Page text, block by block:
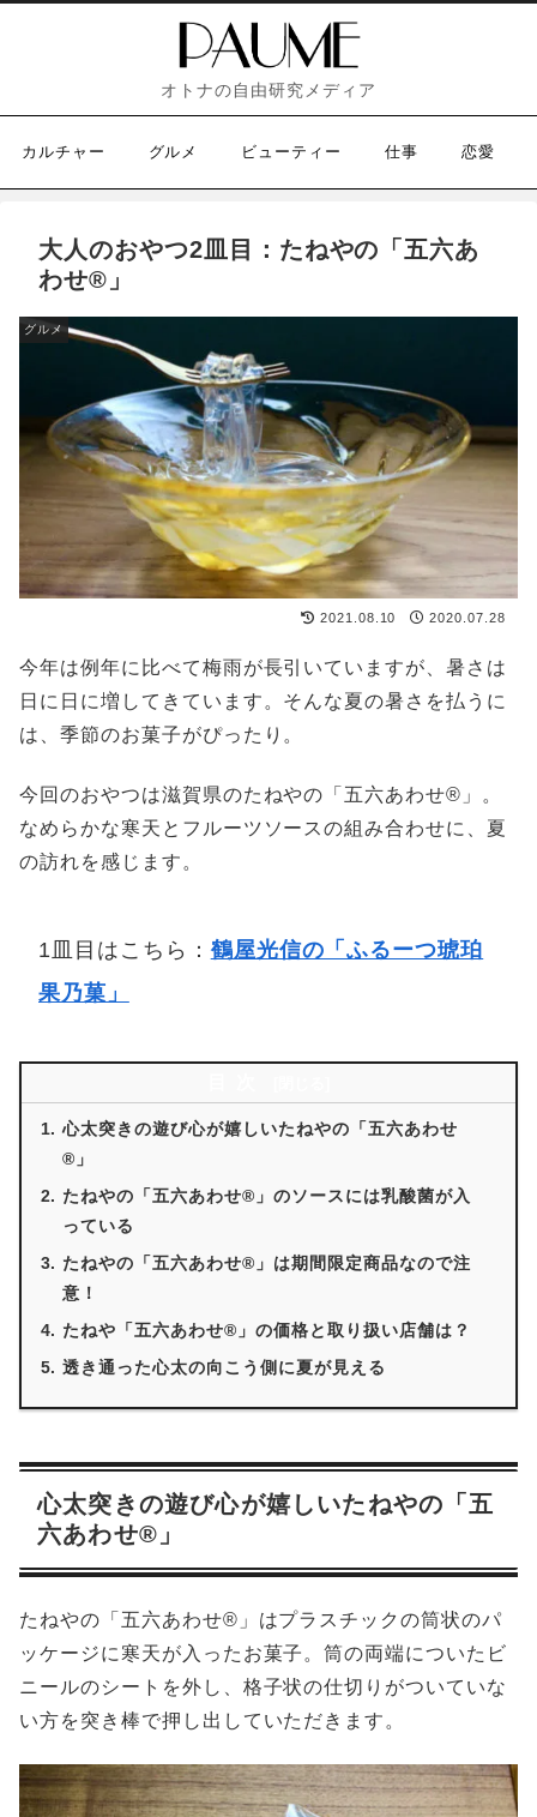
オトナの自由研究メディア
カルチャー グルメ ビューティー 仕事 恋愛
大人のおやつ2皿目：たねやの「五六あ
わせ®️」
グルメ
2021.08.10 2020.07.28
今年は例年に比べて梅雨が長引いていますが、暑さは
日に日に増してきています。そんな夏の暑さを払うに
は、季節のお菓子がぴったり。
今回のおやつは滋賀県のたねやの「五六あわせ®︎」。
なめらかな寒天とフルーツソースの組み合わせに、夏
の訪れを感じます。
1皿目はこちら： 鶴屋光信の「ふるーつ琥珀
果乃菓」
心太突きの遊び心が嬉しいたねやの「五六あわせ
®︎」
たねやの「五六あわせ®︎」のソースには乳酸菌が入
っている
たねやの「五六あわせ®︎」は期間限定商品なので注
意！
たねや「五六あわせ®︎」の価格と取り扱い店舗は？
透き通った心太の向こう側に夏が見える
心太突きの遊び心が嬉しいたねやの「五
六あわせ®︎」
たねやの「五六あわせ®︎」はプラスチックの筒状のパ
ッケージに寒天が入ったお菓子。筒の両端についたビ
ニールのシートを外し、格子状の仕切りがついていな
い方を突き棒で押し出していただきます。